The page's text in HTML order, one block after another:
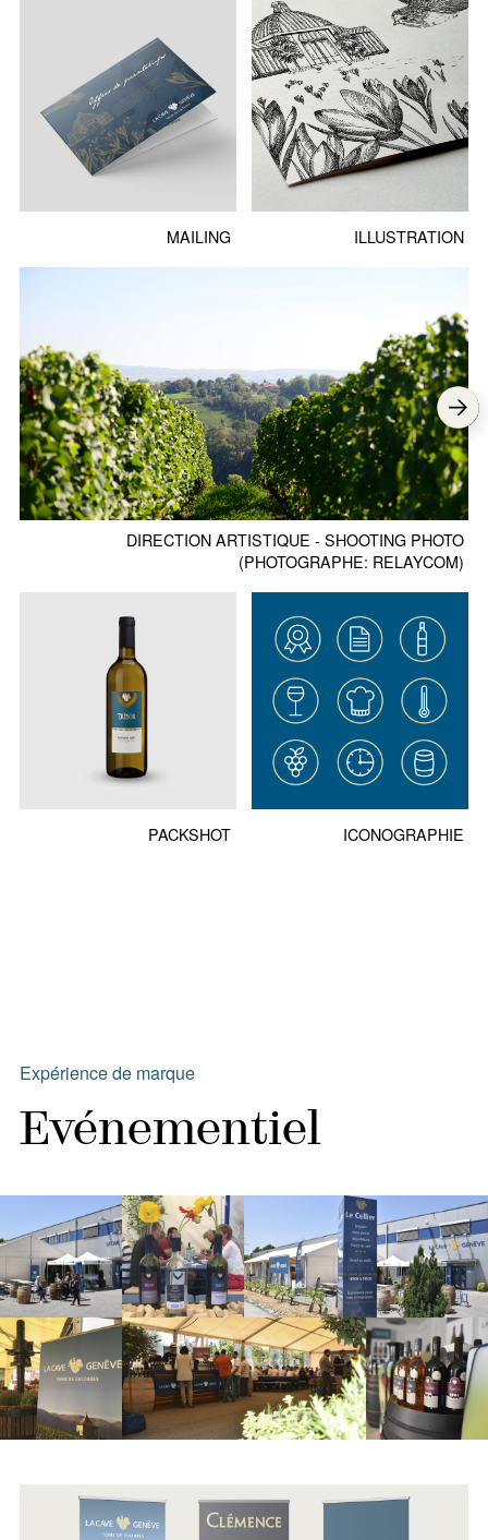
MAILING ILLUSTRATION
DIRECTION ARTISTIQUE - SHOOTING PHOTO
(PHOTOGRAPHE: RELAYCOM)
PACKSHOT ICONOGRAPHIE
Expérience de marque
Evénementiel